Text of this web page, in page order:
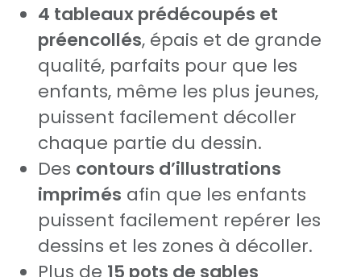
4 tableaux prédécoupés et
préencollés, épais et de grande
qualité, parfaits pour que les
enfants, même les plus jeunes,
puissent facilement décoller
chaque partie du dessin.
Des contours d’illustrations
imprimés afin que les enfants
puissent facilement repérer les
dessins et les zones à décoller.
Plus de 15 pots de sables